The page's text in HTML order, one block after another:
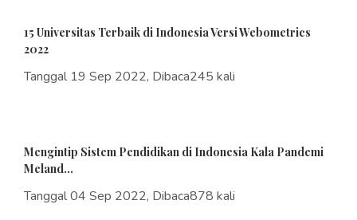
15 Universitas Terbaik di Indonesia Versi Webometrics
2022
Tanggal 19 Sep 2022, Dibaca245 kali
Mengintip Sistem Pendidikan di Indonesia Kala Pandemi
Meland...
Tanggal 04 Sep 2022, Dibaca878 kali